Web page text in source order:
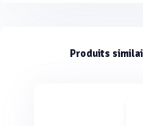
Produits